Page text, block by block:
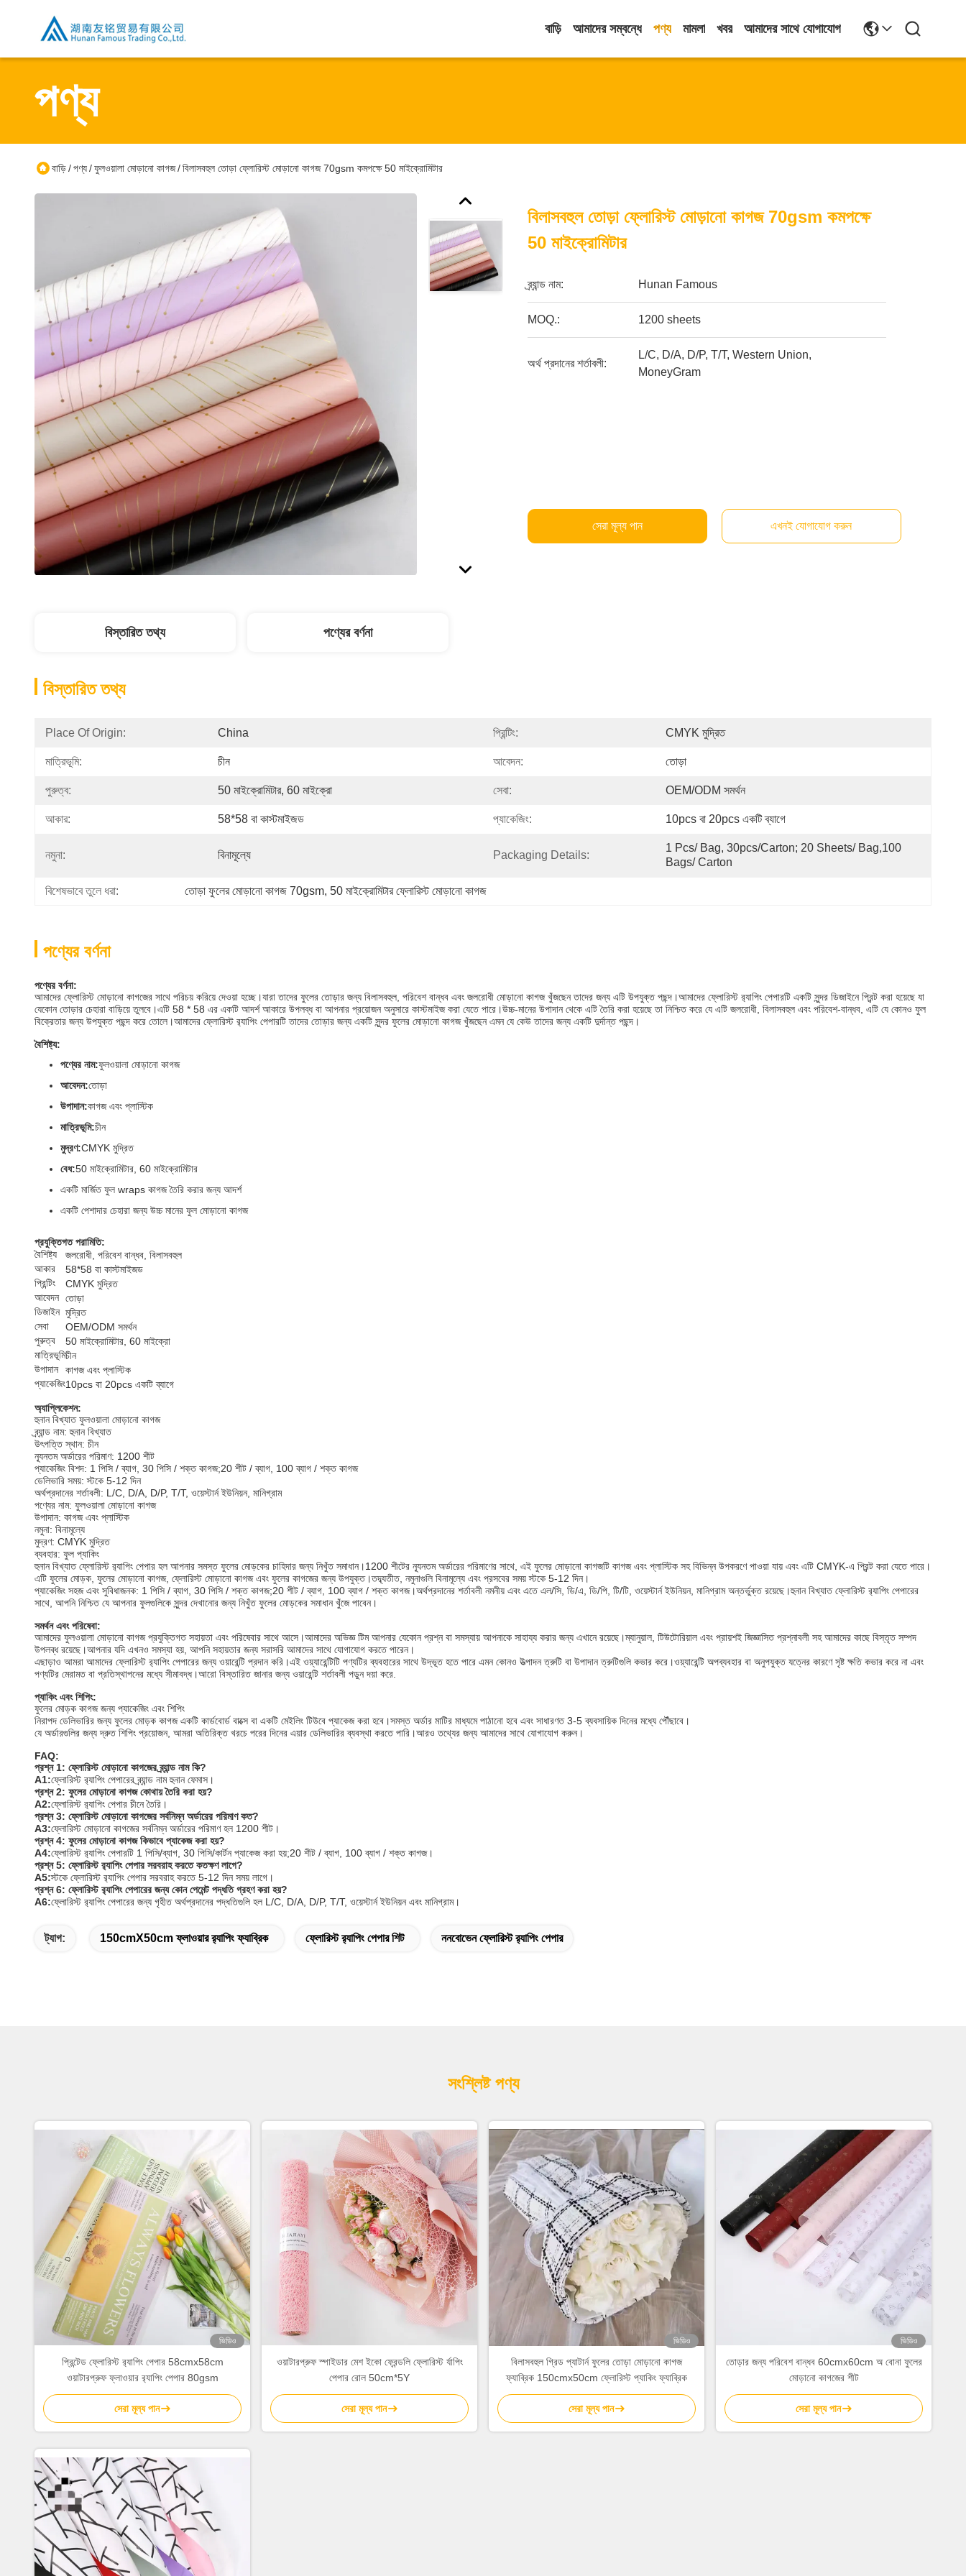
বাড়ি আমাদের সম্বন্ধে পণ্য মামলা খবর আমাদের সাথে যোগাযোগ
পণ্য
বাড়ি/পণ্য/ফুলওয়ালা মোড়ানো কাগজ/বিলাসবহুল তোড়া ফ্লোরিস্ট মোড়ানো কাগজ 70gsm কমপক্ষে 50 মাইক্রোমিটার
বিলাসবহুল তোড়া ফ্লোরিস্ট মোড়ানো কাগজ 70gsm কমপক্ষে
50 মাইক্রোমিটার
ব্র্যান্ড নাম: Hunan Famous
MOQ.: 1200 sheets
অর্থ প্রদানের শর্তাবলী:
L/C, D/A, D/P, T/T, Western Union,
MoneyGram
সেরা মূল্য পান এখনই যোগাযোগ করুন
বিস্তারিত তথ্য পণ্যের বর্ণনা
বিস্তারিত তথ্য
Place Of Origin: China প্রিন্টিং: CMYK মুদ্রিত
মাত্রিভূমি: চীন আবেদন: তোড়া
পুরুত্ব: 50 মাইক্রোমিটার, 60 মাইক্রো সেবা: OEM/ODM সমর্থন
আকার: 58*58 বা কাস্টমাইজড প্যাকেজিং: 10pcs বা 20pcs একটি ব্যাগে
নমুনা: বিনামূল্যে Packaging Details:
1 Pcs/ Bag, 30pcs/carton; 20 Sheets/ Bag,100
Bags/ Carton
বিশেষভাবে তুলে ধরা: তোড়া ফুলের মোড়ানো কাগজ 70gsm, 50 মাইক্রোমিটার ফ্লোরিস্ট মোড়ানো কাগজ
পণ্যের বর্ণনা
পণ্যের বর্ণনা:
আমাদের ফ্লোরিস্ট মোড়ানো কাগজের সাথে পরিচয় করিয়ে দেওয়া হচ্ছে।যারা তাদের ফুলের তোড়ার জন্য বিলাসবহুল, পরিবেশ বান্ধব এবং জলরোধী মোড়ানো কাগজ খুঁজছেন তাদের জন্য এটি উপযুক্ত পছন্দ।আমাদের ফ্লোরিস্ট র‌্যাপিং পেপারটি একটি সুন্দর ডিজাইনে প্রিন্ট করা হয়েছে যা
যেকোন তোড়ার চেহারা বাড়িয়ে তুলবে।এটি 58 ​​* 58 এর একটি আদর্শ আকারে উপলব্ধ বা আপনার প্রয়োজন অনুসারে কাস্টমাইজ করা যেতে পারে।উচ্চ-মানের উপাদান থেকে এটি তৈরি করা হয়েছে তা নিশ্চিত করে যে এটি জলরোধী, বিলাসবহুল এবং পরিবেশ-বান্ধব, এটি যে কোনও ফুল
বিক্রেতার জন্য উপযুক্ত পছন্দ করে তোলে।আমাদের ফ্লোরিস্ট র‍্যাপিং পেপারটি তাদের তোড়ার জন্য একটি সুন্দর ফুলের মোড়ানো কাগজ খুঁজছেন এমন যে কেউ তাদের জন্য একটি দুর্দান্ত পছন্দ।
বৈশিষ্ট্য:
পণ্যের নাম:ফুলওয়ালা মোড়ানো কাগজ
আবেদন:তোড়া
উপাদান:কাগজ এবং প্লাস্টিক
মাত্রিভূমি:চীন
মুদ্রণ:CMYK মুদ্রিত
বেধ:50 মাইক্রোমিটার, 60 মাইক্রোমিটার
একটি মার্জিত ফুল wraps কাগজ তৈরি করার জন্য আদর্শ
একটি পেশাদার চেহারা জন্য উচ্চ মানের ফুল মোড়ানো কাগজ
প্রযুক্তিগত পরামিতি:
বৈশিষ্ট্য
জলরোধী, পরিবেশ বান্ধব, বিলাসবহুল
আকার
58*58 বা কাস্টমাইজড
প্রিন্টিং
CMYK মুদ্রিত
আবেদন তোড়া
ডিজাইন মুদ্রিত
সেবা
OEM/ODM সমর্থন
পুরুত্ব
50 মাইক্রোমিটার, 60 মাইক্রো
মাত্রিভূমিচীন
উপাদান
কাগজ এবং প্লাস্টিক
প্যাকেজিং10pcs বা 20pcs একটি ব্যাগে
অ্যাপ্লিকেশন:
হুনান বিখ্যাত ফুলওয়ালা মোড়ানো কাগজ
ব্র্যান্ড নাম: হুনান বিখ্যাত
উৎপত্তি স্থান: চীন
ন্যূনতম অর্ডারের পরিমাণ: 1200 শীট
প্যাকেজিং বিশদ: 1 পিসি / ব্যাগ, 30 পিসি / শক্ত কাগজ;20 শীট / ব্যাগ, 100 ব্যাগ / শক্ত কাগজ
ডেলিভারি সময়: স্টকে 5-12 দিন
অর্থপ্রদানের শর্তাবলী: L/C, D/A, D/P, T/T, ওয়েস্টার্ন ইউনিয়ন, মানিগ্রাম
পণ্যের নাম: ফুলওয়ালা মোড়ানো কাগজ
উপাদান: কাগজ এবং প্লাস্টিক
নমুনা: বিনামূল্যে
মুদ্রণ: CMYK মুদ্রিত
ব্যবহার: ফুল প্যাকিং
হুনান বিখ্যাত ফ্লোরিস্ট র‌্যাপিং পেপার হল আপনার সমস্ত ফুলের মোড়কের চাহিদার জন্য নিখুঁত সমাধান।1200 শীটের ন্যূনতম অর্ডারের পরিমাণের সাথে, এই ফুলের মোড়ানো কাগজটি কাগজ এবং প্লাস্টিক সহ বিভিন্ন উপকরণে পাওয়া যায় এবং এটি CMYK-এ প্রিন্ট করা যেতে পারে।
এটি ফুলের মোড়ক, ফুলের মোড়ানো কাগজ, ফ্লোরিস্ট মোড়ানো কাগজ এবং ফুলের কাগজের জন্য উপযুক্ত।তদ্ব্যতীত, নমুনাগুলি বিনামূল্যে এবং প্রসবের সময় স্টকে 5-12 দিন।
প্যাকেজিং সহজ এবং সুবিধাজনক: 1 পিসি / ব্যাগ, 30 পিসি / শক্ত কাগজ;20 শীট / ব্যাগ, 100 ব্যাগ / শক্ত কাগজ।অর্থপ্রদানের শর্তাবলী নমনীয় এবং এতে এল/সি, ডি/এ, ডি/পি, টি/টি, ওয়েস্টার্ন ইউনিয়ন, মানিগ্রাম অন্তর্ভুক্ত রয়েছে।হুনান বিখ্যাত ফ্লোরিস্ট র‍্যাপিং পেপারের
সাথে, আপনি নিশ্চিত যে আপনার ফুলগুলিকে সুন্দর দেখানোর জন্য নিখুঁত ফুলের মোড়কের সমাধান খুঁজে পাবেন।
সমর্থন এবং পরিষেবা:
আমাদের ফুলওয়ালা মোড়ানো কাগজ প্রযুক্তিগত সহায়তা এবং পরিষেবার সাথে আসে।আমাদের অভিজ্ঞ টিম আপনার যেকোন প্রশ্ন বা সমস্যায় আপনাকে সাহায্য করার জন্য এখানে রয়েছে।ম্যানুয়াল, টিউটোরিয়াল এবং প্রায়শই জিজ্ঞাসিত প্রশ্নাবলী সহ আমাদের কাছে বিস্তৃত সম্পদ
উপলব্ধ রয়েছে।আপনার যদি এখনও সমস্যা হয়, আপনি সহায়তার জন্য সরাসরি আমাদের সাথে যোগাযোগ করতে পারেন।
এছাড়াও আমরা আমাদের ফ্লোরিস্ট র‌্যাপিং পেপারের জন্য ওয়ারেন্টি প্রদান করি।এই ওয়্যারেন্টিটি পণ্যটির ব্যবহারের সাথে উদ্ভূত হতে পারে এমন কোনও উত্পাদন ত্রুটি বা উপাদান ত্রুটিগুলি কভার করে।ওয়্যারেন্টি অপব্যবহার বা অনুপযুক্ত যত্নের কারণে সৃষ্ট ক্ষতি কভার করে না এবং
পণ্যটির মেরামত বা প্রতিস্থাপনের মধ্যে সীমাবদ্ধ।আরো বিস্তারিত জানার জন্য ওয়ারেন্টি শর্তাবলী পড়ুন দয়া করে.
প্যাকিং এবং শিপিং:
ফুলের মোড়ক কাগজ জন্য প্যাকেজিং এবং শিপিং
নিরাপদ ডেলিভারির জন্য ফুলের মোড়ক কাগজ একটি কার্ডবোর্ড বাক্সে বা একটি মেইলিং টিউবে প্যাকেজ করা হবে।সমস্ত অর্ডার মাটির মাধ্যমে পাঠানো হবে এবং সাধারণত 3-5 ব্যবসায়িক দিনের মধ্যে পৌঁছাবে।
যে অর্ডারগুলির জন্য দ্রুত শিপিং প্রয়োজন, আমরা অতিরিক্ত খরচে পরের দিনের এয়ার ডেলিভারির ব্যবস্থা করতে পারি।আরও তথ্যের জন্য আমাদের সাথে যোগাযোগ করুন।
FAQ:
প্রশ্ন 1: ফ্লোরিস্ট মোড়ানো কাগজের ব্র্যান্ড নাম কি?
A1:ফ্লোরিস্ট র‌্যাপিং পেপারের ব্র্যান্ড নাম হুনান ফেমাস।
প্রশ্ন 2: ফুলের মোড়ানো কাগজ কোথায় তৈরি করা হয়?
A2:ফ্লোরিস্ট র‌্যাপিং পেপার চীনে তৈরি।
প্রশ্ন 3: ফ্লোরিস্ট মোড়ানো কাগজের সর্বনিম্ন অর্ডারের পরিমাণ কত?
A3:ফ্লোরিস্ট মোড়ানো কাগজের সর্বনিম্ন অর্ডারের পরিমাণ হল 1200 শীট।
প্রশ্ন 4: ফুলের মোড়ানো কাগজ কিভাবে প্যাকেজ করা হয়?
A4:ফ্লোরিস্ট র‌্যাপিং পেপারটি 1 পিসি/ব্যাগ, 30 পিসি/কার্টন প্যাকেজ করা হয়;20 শীট / ব্যাগ, 100 ব্যাগ / শক্ত কাগজ।
প্রশ্ন 5: ফ্লোরিস্ট র‌্যাপিং পেপার সরবরাহ করতে কতক্ষণ লাগে?
A5:স্টকে ফ্লোরিস্ট র‍্যাপিং পেপার সরবরাহ করতে 5-12 দিন সময় লাগে।
প্রশ্ন 6: ফ্লোরিস্ট র‌্যাপিং পেপারের জন্য কোন পেমেন্ট পদ্ধতি গ্রহণ করা হয়?
A6:ফ্লোরিস্ট র‍্যাপিং পেপারের জন্য গৃহীত অর্থপ্রদানের পদ্ধতিগুলি হল L/C, D/A, D/P, T/T, ওয়েস্টার্ন ইউনিয়ন এবং মানিগ্রাম।
ট্যাগ: 150cmX50cm ফ্লাওয়ার র‌্যাপিং ফ্যাব্রিক ফ্লোরিস্ট র‌্যাপিং পেপার শিট ননবোভেন ফ্লোরিস্ট র‌্যাপিং পেপার
সংশ্লিষ্ট পণ্য
ভিডিও
প্রিন্টেড ফ্লোরিস্ট র‌্যাপিং পেপার 58cmx58cm
ওয়াটারপ্রুফ ফ্লাওয়ার র‌্যাপিং পেপার 80gsm
সেরা মূল্য পান
ওয়াটারপ্রুফ স্পাইডার মেশ ইকো ফ্রেন্ডলি ফ্লোরিস্ট র্যাপিং
পেপার রোল 50cm*5Y
সেরা মূল্য পান
ভিডিও
বিলাসবহুল গ্রিড প্যাটার্ন ফুলের তোড়া মোড়ানো কাগজ
ফ্যাব্রিক 150cmx50cm ফ্লোরিস্ট প্যাকিং ফ্যাব্রিক
সেরা মূল্য পান
ভিডিও
তোড়ার জন্য পরিবেশ বান্ধব 60cmx60cm অ বোনা ফুলের
মোড়ানো কাগজের শীট
সেরা মূল্য পান